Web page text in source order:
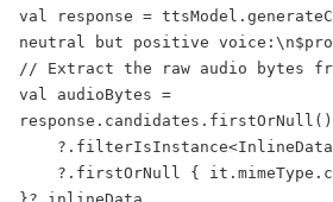
val response =
neutral but positive
// Extract the raw audio bytes
val audioBytes =